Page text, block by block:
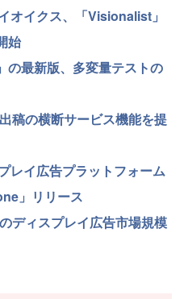
オイクス、「Visionalist」
始
の最新版、多変量テストの
稿の横断サービス機能を提
レイ広告プラットフォーム
」リリース
ディスプレイ広告市場規模